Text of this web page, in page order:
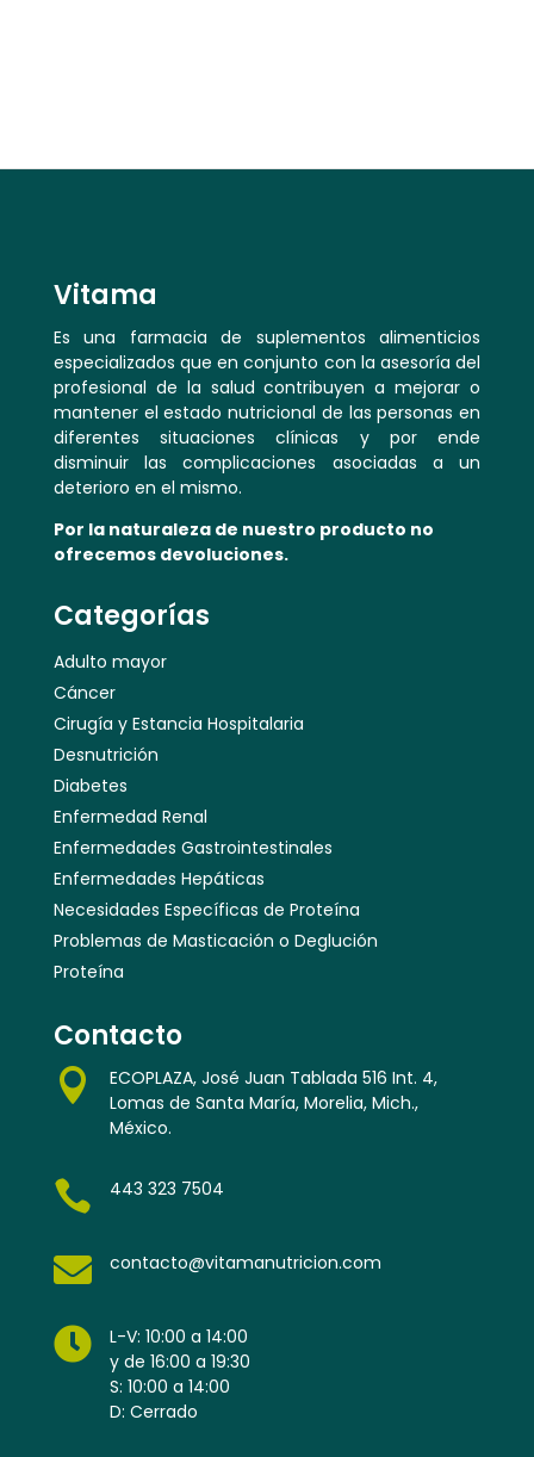
Vitama
Es una farmacia de suplementos alimenticios
especializados que en conjunto con la asesoría del
profesional de la salud contribuyen a mejorar o
mantener el estado nutricional de las personas en
diferentes situaciones clínicas y por ende
disminuir las complicaciones asociadas a un
deterioro en el mismo.
Por la naturaleza de nuestro producto no
ofrecemos devoluciones.
Categorías
Adulto mayor
Cáncer
Cirugía y Estancia Hospitalaria
Desnutrición
Diabetes
Enfermedad Renal
Enfermedades Gastrointestinales
Enfermedades Hepáticas
Necesidades Específicas de Proteína
Problemas de Masticación o Deglución
Proteína
Contacto

ECOPLAZA, José Juan Tablada 516 Int. 4,
Lomas de Santa María, Morelia, Mich.,
México.
 443 323 7504
 contacto@vitamanutricion.com

L-V: 10:00 a 14:00
y de 16:00 a 19:30
S: 10:00 a 14:00
D: Cerrado